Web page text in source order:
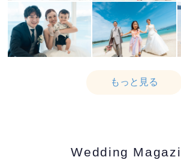
もっと見る
Wedding